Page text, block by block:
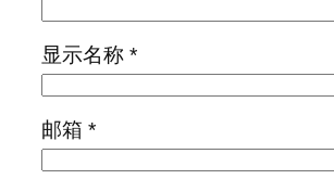
显示名称 *
邮箱 *